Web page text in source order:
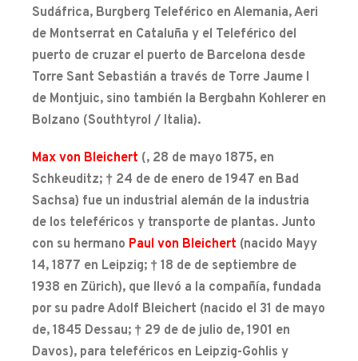
Sudáfrica, Burgberg Teleférico en Alemania, Aeri
de Montserrat en Cataluña y el Teleférico del
puerto de cruzar el puerto de Barcelona desde
Torre Sant Sebastián a través de Torre Jaume I
de Montjuic, sino también la Bergbahn Kohlerer en
Bolzano (Southtyrol / Italia).
Max von Bleichert (, 28 de mayo 1875, en
Schkeuditz; † 24 de de enero de 1947 en Bad
Sachsa) fue un industrial alemán de la industria
de los teleféricos y transporte de plantas. Junto
con su hermano Paul von Bleichert (nacido Mayy
14, 1877 en Leipzig; † 18 de de septiembre de
1938 en Zürich), que llevó a la compañía, fundada
por su padre Adolf Bleichert (nacido el 31 de mayo
de, 1845 Dessau; † 29 de de julio de, 1901 en
Davos), para teleféricos en Leipzig-Gohlis y